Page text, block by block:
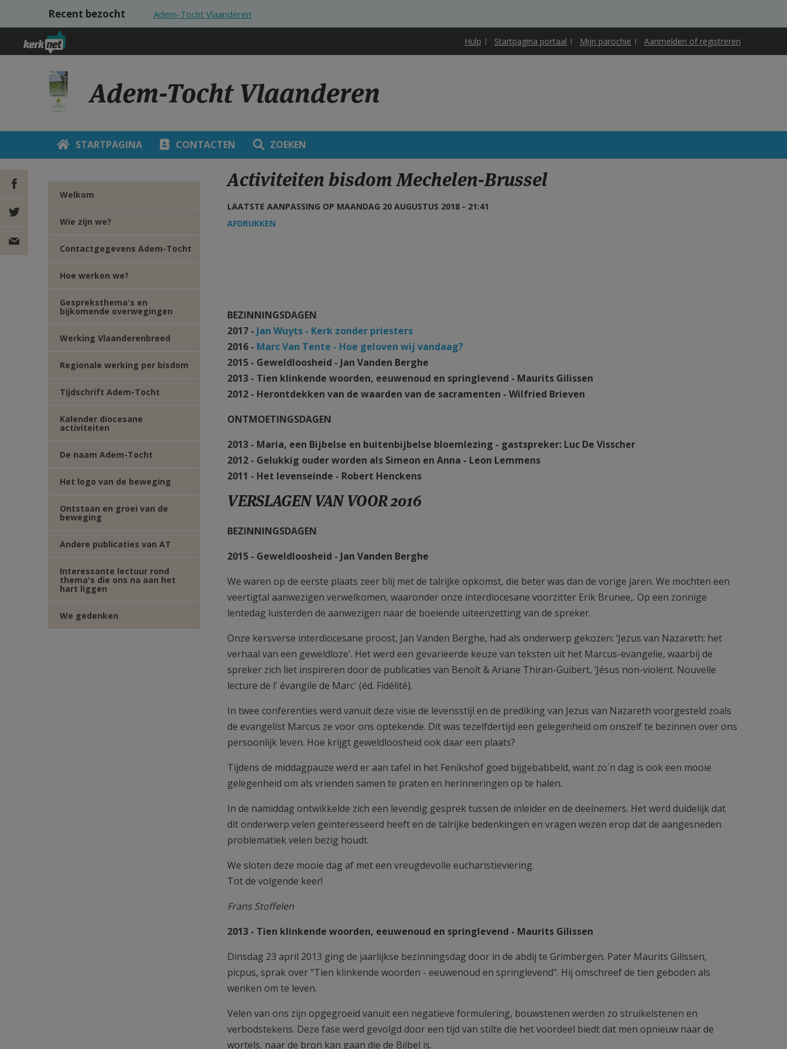
Overslaan en naar de inhoud gaan
Recent bezocht Adem-Tocht Vlaanderen
Hulp Startpagina portaal Mijn parochie Aanmelden of registreren
Adem-Tocht Vlaanderen
STARTPAGINA CONTACTEN ZOEKEN
DEEL OP
FACEBOOK
DEEL OP
Welkom
Wie zijn we?
Contactgegevens Adem-Tocht
Hoe werken we?
Gespreksthema's en
bijkomende overwegingen
Werking Vlaanderenbreed
Regionale werking per bisdom
Tijdschrift Adem-Tocht
Kalender diocesane
activiteiten
De naam Adem-Tocht
Het logo van de beweging
Ontstaan en groei van de
beweging
Andere publicaties van AT
Interessante lectuur rond
thema's die ons na aan het
hart liggen
We gedenken
Activiteiten bisdom Mechelen-Brussel
LAATSTE AANPASSING OP MAANDAG 20 AUGUSTUS 2018 - 21:41
AFDRUKKEN
BEZINNINGSDAGEN
2017 - Jan Wuyts - Kerk zonder priesters
2016 - Marc Van Tente - Hoe geloven wij vandaag?
2015 - Geweldloosheid - Jan Vanden Berghe
2013 - Tien klinkende woorden, eeuwenoud en springlevend - Maurits Gilissen
2012 - Herontdekken van de waarden van de sacramenten - Wilfried Brieven
ONTMOETINGSDAGEN
2013 - Maria, een Bijbelse en buitenbijbelse bloemlezing - gastspreker: Luc De Visscher
2012 - Gelukkig ouder worden als Simeon en Anna - Leon Lemmens
2011 - Het levenseinde - Robert Henckens
VERSLAGEN VAN VOOR 2016
BEZINNINGSDAGEN
2015 - Geweldloosheid - Jan Vanden Berghe
We waren op de eerste plaats zeer blij met de talrijke opkomst, die beter was dan de vorige jaren. We mochten een
veertigtal aanwezigen verwelkomen, waaronder onze interdiocesane voorzitter Erik Brunee,. Op een zonnige
lentedag luisterden de aanwezigen naar de boeiende uiteenzetting van de spreker.
Onze kersverse interdiocesane proost, Jan Vanden Berghe, had als onderwerp gekozen: ‘Jezus van Nazareth: het
verhaal van een geweldloze'. Het werd een gevarieerde keuze van teksten uit het Marcus-evangelie, waarbij de
spreker zich liet inspireren door de publicaties van Benoît & Ariane Thiran-Guibert, ‘Jésus non-violent. Nouvelle
lecture de l' évangile de Marc' (éd. Fidélité).
In twee conferenties werd vanuit deze visie de levensstijl en de prediking van Jezus van Nazareth voorgesteld zoals
de evangelist Marcus ze voor ons optekende. Dit was tezelfdertijd een gelegenheid om onszelf te bezinnen over ons
persoonlijk leven. Hoe krijgt geweldloosheid ook daar een plaats?
Tijdens de middagpauze werd er aan tafel in het Fenikshof goed bijgebabbeld, want zo´n dag is ook een mooie
gelegenheid om als vrienden samen te praten en herinneringen op te halen.
In de namiddag ontwikkelde zich een levendig gesprek tussen de inleider en de deelnemers. Het werd duidelijk dat
dit onderwerp velen geïnteresseerd heeft en de talrijke bedenkingen en vragen wezen erop dat de aangesneden
problematiek velen bezig houdt.
We sloten deze mooie dag af met een vreugdevolle eucharistieviering.
Tot de volgende keer!
Frans Stoffelen
2013 - Tien klinkende woorden, eeuwenoud en springlevend - Maurits Gilissen
Dinsdag 23 april 2013 ging de jaarlijkse bezinningsdag door in de abdij te Grimbergen. Pater Maurits Gilissen,
picpus, sprak over "Tien klinkende woorden - eeuwenoud en springlevend". Hij omschreef de tien geboden als
wenken om te leven.
Velen van ons zijn opgegroeid vanuit een negatieve formulering, bouwstenen werden zo struikelstenen en
verbodstekens. Deze fase werd gevolgd door een tijd van stilte die het voordeel biedt dat men opnieuw naar de
wortels, naar de bron kan gaan die de Bijbel is.